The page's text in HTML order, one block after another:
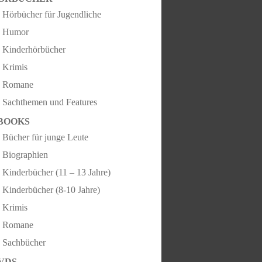
Hörbücher für Jugendliche
Humor
Kinderhörbücher
Krimis
Romane
Sachthemen und Features
Bücher für junge Leute
Biographien
Kinderbücher (11 – 13 Jahre)
Kinderbücher (8-10 Jahre)
Krimis
Romane
Sachbücher